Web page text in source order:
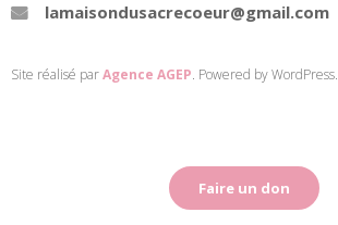
lamaisondusacrecoeur@gmail.com
Site réalisé parAgence AGEP. Powered by WordPress.
Faire un don